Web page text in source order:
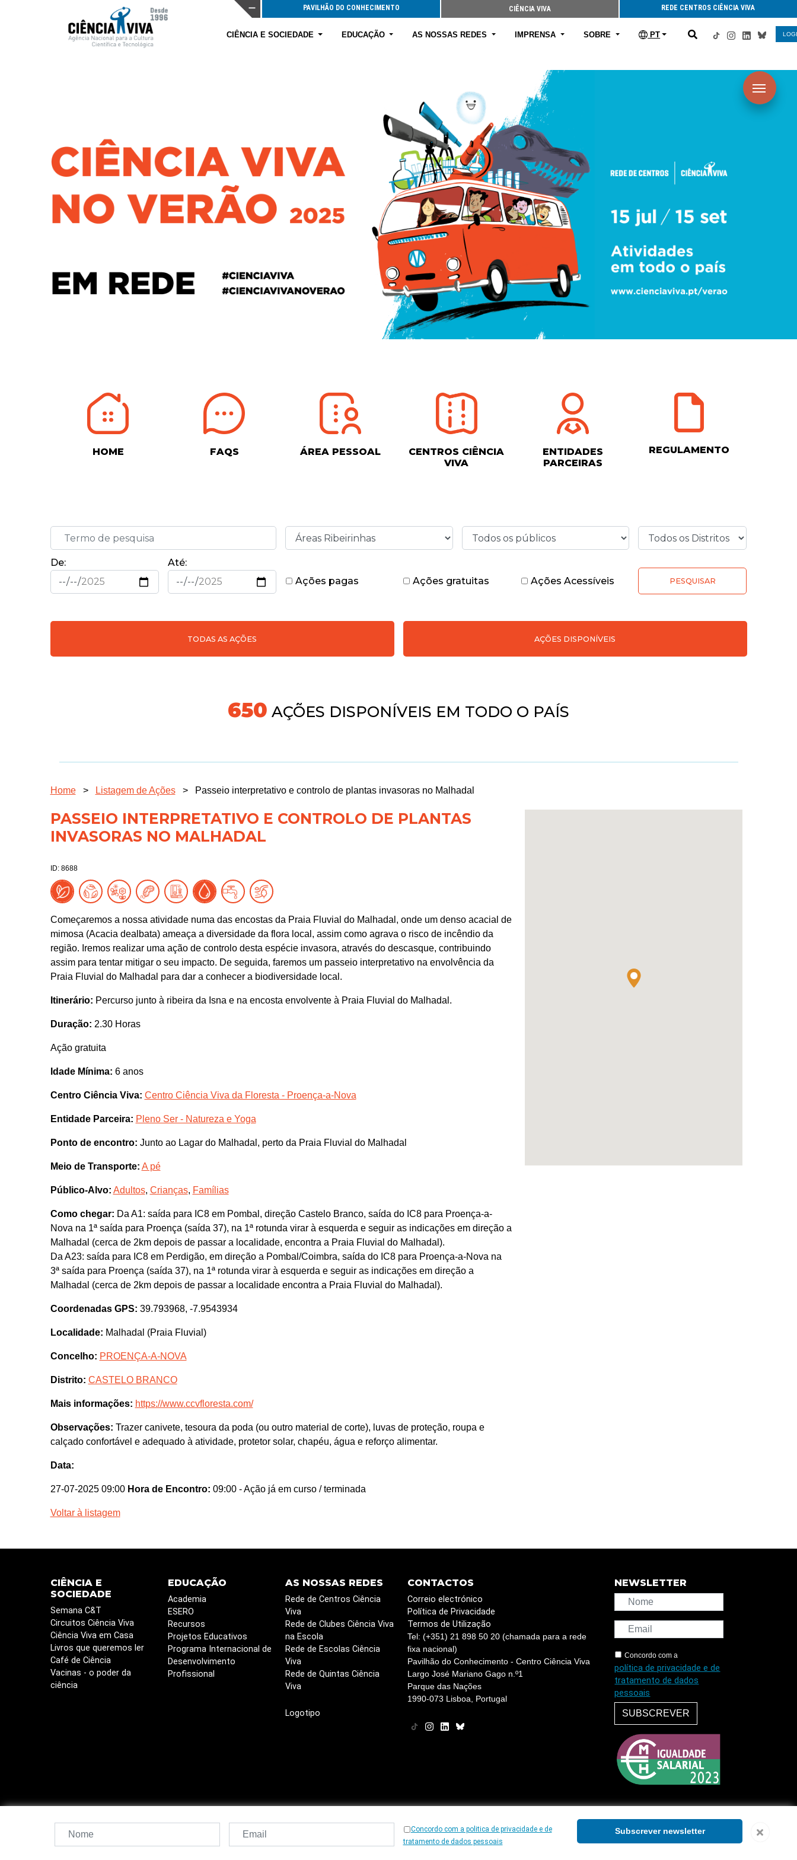
PAVILHÃO DO CONHECIMENTO CIÊNCIA VIVA REDE CENTROS CIÊNCIA VIVA
CIÊNCIA E SOCIEDADE EDUCAÇÃO AS NOSSAS REDES IMPRENSA SOBRE PT
HOME FAQS ÁREA PESSOAL
CENTROS CIÊNCIA
VIVA
ENTIDADES
PARCEIRAS
REGULAMENTO
De:
Até:
Ações pagas
Ações gratuitas Ações Acessíveis PESQUISAR
TODAS AS AÇÕES AÇÕES DISPONÍVEIS
718AÇÕES DISPONÍVEIS EM TODO O PAÍS
Home > Listagem de Ações > Passeio interpretativo e controlo de plantas invasoras no Malhadal
PASSEIO INTERPRETATIVO E CONTROLO DE PLANTAS
INVASORAS NO MALHADAL
ID: 8688
Começaremos a nossa atividade numa das encostas da Praia Fluvial do Malhadal, onde um denso acacial de
mimosa (Acacia dealbata) ameaça a diversidade da flora local, assim como agrava o risco de incêndio da
região. Iremos realizar uma ação de controlo desta espécie invasora, através do descasque, contribuindo
assim para tentar mitigar o seu impacto. De seguida, faremos um passeio interpretativo na envolvência da
Praia Fluvial do Malhadal para dar a conhecer a biodiversidade local.
Itinerário: Percurso junto à ribeira da Isna e na encosta envolvente à Praia Fluvial do Malhadal.
Duração: 2.30 Horas
Ação gratuita
Idade Mínima: 6 anos
Centro Ciência Viva: Centro Ciência Viva da Floresta - Proença-a-Nova
Entidade Parceira: Pleno Ser - Natureza e Yoga
Ponto de encontro: Junto ao Lagar do Malhadal, perto da Praia Fluvial do Malhadal
Meio de Transporte: A pé
Público-Alvo: Adultos, Crianças, Famílias
Como chegar: Da A1: saída para IC8 em Pombal, direção Castelo Branco, saída do IC8 para Proença-a-
Nova na 1ª saída para Proença (saída 37), na 1ª rotunda virar à esquerda e seguir as indicações em direção a
Malhadal (cerca de 2km depois de passar a localidade, encontra a Praia Fluvial do Malhadal).
Da A23: saída para IC8 em Perdigão, em direção a Pombal/Coimbra, saída do IC8 para Proença-a-Nova na
3ª saída para Proença (saída 37), na 1ª rotunda virar à esquerda e seguir as indicações em direção a
Malhadal (cerca de 2km depois de passar a localidade encontra a Praia Fluvial do Malhadal).
Coordenadas GPS: 39.793968, -7.9543934
Localidade: Malhadal (Praia Fluvial)
Concelho: PROENÇA-A-NOVA
Distrito: CASTELO BRANCO
Mais informações: https://www.ccvfloresta.com/
Observações: Trazer canivete, tesoura da poda (ou outro material de corte), luvas de proteção, roupa e
calçado confortável e adequado à atividade, protetor solar, chapéu, água e reforço alimentar.
Data:
27-07-2025 09:00 Hora de Encontro: 09:00 - Ação já em curso / terminada
Voltar à listagem
CIÊNCIA E
SOCIEDADE
Semana C&T
Circuitos Ciência Viva
Ciência Viva em Casa
Livros que queremos ler
Café de Ciência
Vacinas - o poder da
ciência
EDUCAÇÃO
Academia
ESERO
Recursos
Projetos Educativos
Programa Internacional de
Desenvolvimento
Profissional
AS NOSSAS REDES
Rede de Centros Ciência
Viva
Rede de Clubes Ciência Viva
na Escola
Rede de Escolas Ciência
Viva
Rede de Quintas Ciência
Viva
Logotipo
CONTACTOS
Correio electrónico
Política de Privacidade
Termos de Utilização
Tel: (+351) 21 898 50 20 (chamada para a rede
fixa nacional)
Pavilhão do Conhecimento - Centro Ciência Viva
Largo José Mariano Gago n.º1
Parque das Nações
1990-073 Lisboa, Portugal
NEWSLETTER
Concordo com a
política de privacidade e de
tratamento de dados
pessoais
SUBSCREVER
-2026, Ciência Viva
Concordo com a politica de privacidade e de
tratamento de dados pessoais
Subscrever newsletter